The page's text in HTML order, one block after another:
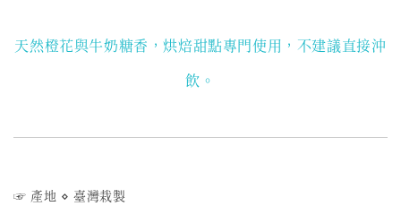
天然橙花與牛奶糖香，烘焙甜點專門使用，不建議直接沖
飲。
☞ 產地 ⋄ 臺灣栽製